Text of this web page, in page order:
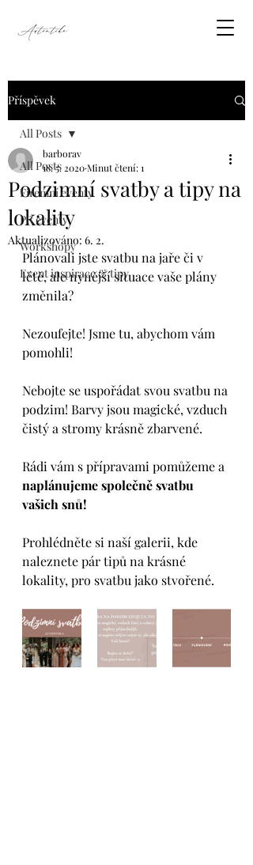
Příspěvek
All Posts
Firemní eventy
PR eventy
Workshopy
Event inspirace & tipy
All Posts
Podzimní svatby a tipy na
lokality
barborav
18. 5. 2020Minut čtení: 1
Aktualizováno: 6. 2.
Plánovali jste svatbu na jaře či v
létě, ale nynější situace vaše plány
změnila?
Nezoufejte! Jsme tu, abychom vám
pomohli!
Nebojte se uspořádat svou svatbu na
podzim! Barvy jsou magické, vzduch
čistý a stromy krásně zbarvené.
Rádi vám s přípravami pomůžeme a
naplánujeme společně svatbu
vašich snů!
Prohlédněte si naší galerii, kde
naleznete pár tipů na krásné
lokality, pro svatbu jako stvořené.